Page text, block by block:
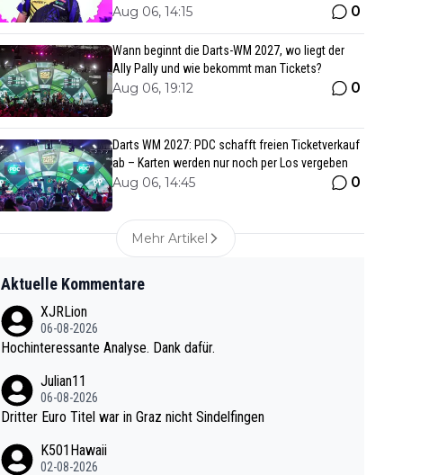
Aug 06, 14:15 0
Wann beginnt die Darts-WM 2027, wo liegt der
Ally Pally und wie bekommt man Tickets?
Aug 06, 19:12 0
Darts WM 2027: PDC schafft freien Ticketverkauf
ab – Karten werden nur noch per Los vergeben
Aug 06, 14:45 0
Mehr Artikel
Aktuelle Kommentare
XJRLion
06-08-2026
Hochinteressante Analyse. Dank dafür.
Julian11
06-08-2026
Dritter Euro Titel war in Graz nicht Sindelfingen
K501Hawaii
02-08-2026